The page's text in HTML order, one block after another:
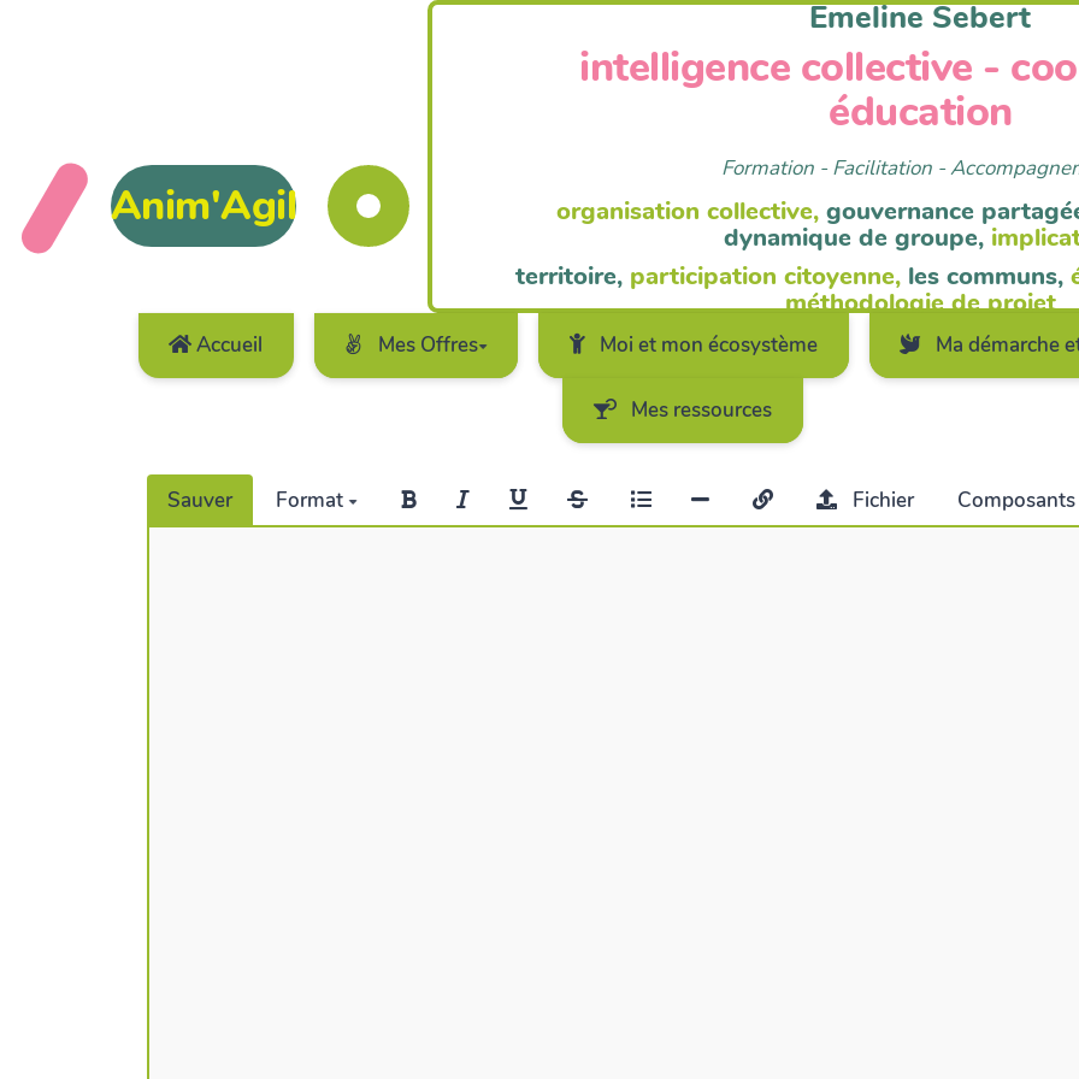
Accueil Mes Offres Moi et mon écosystème Ma démarche
Mes ressources
Anim'Agil
Emeline Sebert
intelligence collective -
éducation
Formation - Facilitation -
organisation collective, gouvernance
dynamique de groupe,
territoire, participation citoyenne, les communs,
méthodologie de projet
Sauver Format Fichier Composants